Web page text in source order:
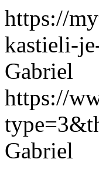
https://
kastieli-
Gabriel
https://
Gabriel